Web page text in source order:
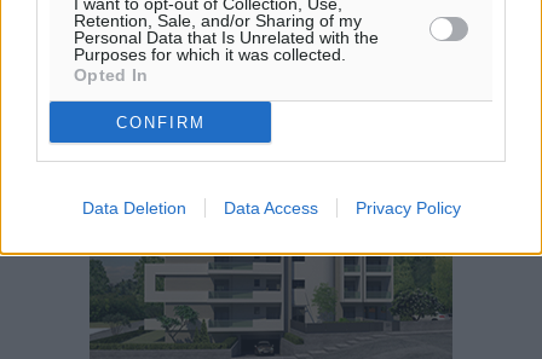
Retention, Sale, and/or Sharing of my
Personal Data that Is Unrelated with the
Purposes for which it was collected.
Opted In
CONFIRM
Data Deletion Data Access Privacy Policy
Η επόμενη παγκόσμια δύναμη στα υδροπλάνα μπορεί
να είναι η Ελλάδα
πριν 2 ώρες
του Πανορμίτη
Σερβία: Ανακάμπτουν οι τουριστικές ροές προς την
Ελλάδα